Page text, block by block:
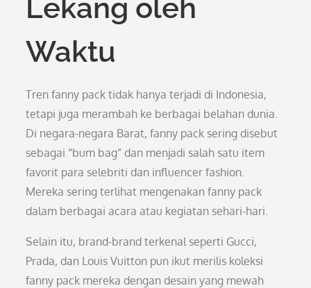
Lekang oleh
Waktu
Tren fanny pack tidak hanya terjadi di Indonesia,
tetapi juga merambah ke berbagai belahan dunia.
Di negara-negara Barat, fanny pack sering disebut
sebagai “bum bag” dan menjadi salah satu item
favorit para selebriti dan influencer fashion.
Mereka sering terlihat mengenakan fanny pack
dalam berbagai acara atau kegiatan sehari-hari.
Selain itu, brand-brand terkenal seperti Gucci,
Prada, dan Louis Vuitton pun ikut merilis koleksi
fanny pack mereka dengan desain yang mewah